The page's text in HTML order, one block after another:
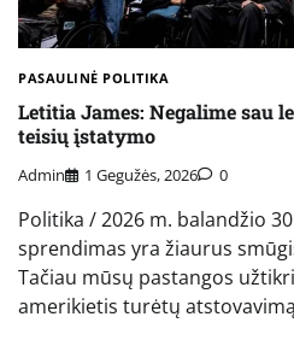
PASAULINĖ POLITIKA
Letitia James: Negalime sau
teisių įstatymo
Admin 1 Gegužės, 2026 0
Politika / 2026 m. balandžio
sprendimas yra žiaurus
Tačiau mūsų pastangos
amerikietis turėtų